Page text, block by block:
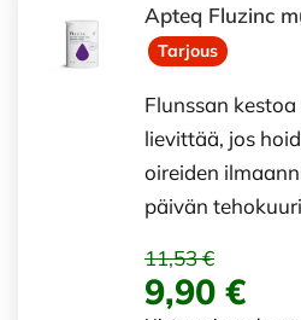
Apteq Fluzinc
Tarjous
Flunssan
lievittää, jos
oireiden
päivän
11,53 €
9,90 €